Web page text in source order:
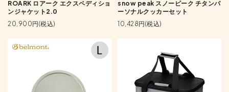
ROARK ロアーク エクスペディショ
ンジャケット2.0
20,900円(税込)
snow peak スノーピーク チタンパ
ーソナルクッカーセット
10,428円(税込)